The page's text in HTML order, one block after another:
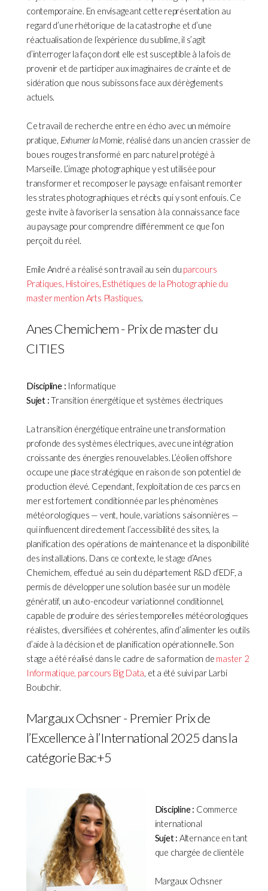
contemporaine. En envisageant cette représentation au
regard d’une rhétorique de la catastrophe et d’une
réactualisation de l’expérience du sublime, il s’agit
d’interroger la façon dont elle est susceptible à la fois de
provenir et de participer aux imaginaires de crainte et de
sidération que nous subissons face aux dérèglements
actuels.
Ce travail de recherche entre en écho avec un mémoire
pratique, Exhumer la Momie, réalisé dans un ancien crassier de
boues rouges transformé en parc naturel protégé à
Marseille. L’image photographique y est utilisée pour
transformer et recomposer le paysage en faisant remonter
les strates photographiques et récits qui y sont enfouis. Ce
geste invite à favoriser la sensation à la connaissance face
au paysage pour comprendre différemment ce que l’on
perçoit du réel.
Emile André a réalisé son travail au sein du parcours
Pratiques, Histoires, Esthétiques de la Photographie du
master mention Arts Plastiques.
Anes Chemichem - Prix de master du
CITIES
Discipline : Informatique
Sujet :Transition énergétique et systèmes électriques
La transition énergétique entraîne une transformation
profonde des systèmes électriques, avec une intégration
croissante des énergies renouvelables. L’éolien offshore
occupe une place stratégique en raison de son potentiel de
production élevé. Cependant, l’exploitation de ces parcs en
mer est fortement conditionnée par les phénomènes
météorologiques — vent, houle, variations saisonnières —
qui influencent directement l’accessibilité des sites, la
planification des opérations de maintenance et la disponibilité
des installations. Dans ce contexte, le stage d’Anes
Chemichem, effectué au sein du département R&D d’EDF, a
permis de développer une solution basée sur un modèle
génératif, un auto-encodeur variationnel conditionnel,
capable de produire des séries temporelles météorologiques
réalistes, diversifiées et cohérentes, afin d’alimenter les outils
d’aide à la décision et de planification opérationnelle. Son
stage a été réalisé dans le cadre de sa formation de master 2
Informatique, parcours Big Data, et a été suivi par Larbi
Boubchir.
Margaux Ochsner - Premier Prix de
l’Excellence à l’International 2025 dans la
catégorie Bac+5
Discipline : Commerce
international
Sujet : Alternance en tant
que chargée de clientèle
Margaux Ochsner